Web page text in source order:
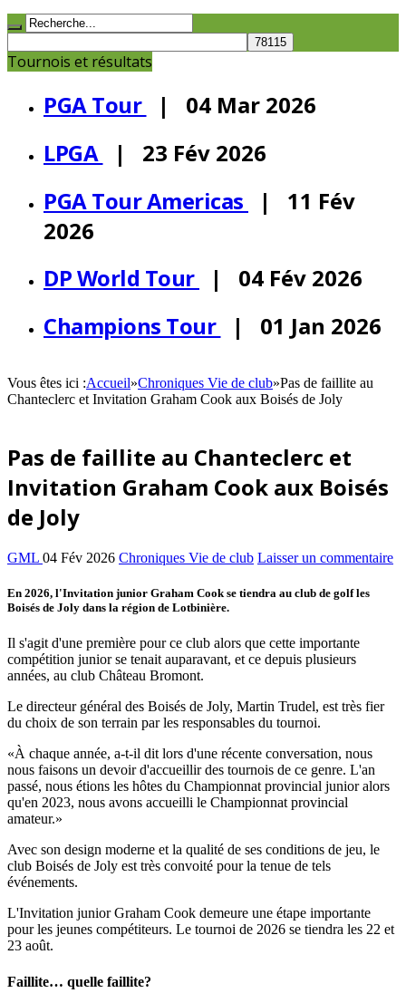
Tournois et résultats
PGA Tour
| 04 Mar 2026
LPGA
| 23 Fév 2026
PGA Tour Americas
| 11 Fév
2026
DP World Tour
| 04 Fév 2026
Champions Tour
| 01 Jan 2026
Vous êtes ici :Accueil»Chroniques Vie de club»Pas de faillite au
Chanteclerc et Invitation Graham Cook aux Boisés de Joly
Pas de faillite au Chanteclerc et
Invitation Graham Cook aux Boisés
de Joly
GML 04 Fév 2026 Chroniques Vie de club Laisser un commentaire
En 2026, l'Invitation junior Graham Cook se tiendra au club de golf les
Boisés de Joly dans la région de Lotbinière.
Il s'agit d'une première pour ce club alors que cette importante
compétition junior se tenait auparavant, et ce depuis plusieurs
années, au club Château Bromont.
Le directeur général des Boisés de Joly, Martin Trudel, est très fier
du choix de son terrain par les responsables du tournoi.
«À chaque année, a-t-il dit lors d'une récente conversation, nous
nous faisons un devoir d'accueillir des tournois de ce genre. L'an
passé, nous étions les hôtes du Championnat provincial junior alors
qu'en 2023, nous avons accueilli le Championnat provincial
amateur.»
Avec son design moderne et la qualité de ses conditions de jeu, le
club Boisés de Joly est très convoité pour la tenue de tels
événements.
L'Invitation junior Graham Cook demeure une étape importante
pour les jeunes compétiteurs. Le tournoi de 2026 se tiendra les 22 et
23 août.
Faillite… quelle faillite?